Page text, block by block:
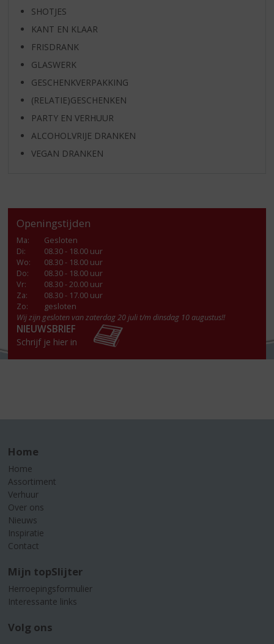
SHOTJES
KANT EN KLAAR
FRISDRANK
GLASWERK
GESCHENKVERPAKKING
(RELATIE)GESCHENKEN
PARTY EN VERHUUR
ALCOHOLVRIJE DRANKEN
VEGAN DRANKEN
Openingstijden
Ma:
Gesloten
Di:
08.30 - 18.00 uur
Wo:
08.30 - 18.00 uur
Do:
08.30 - 18.00 uur
Vr:
08.30 - 20.00 uur
Za:
08.30 - 17.00 uur
Zo:
gesloten
Wij zijn gesloten van zaterdag 20 juli t/m dinsdag 10 augustus!!
NIEUWSBRIEF
Schrijf je hier in
Home
Home
Assortiment
Verhuur
Over ons
Nieuws
Inspiratie
Contact
Mijn topSlijter
Herroepingsformulier
Interessante links
Volg ons